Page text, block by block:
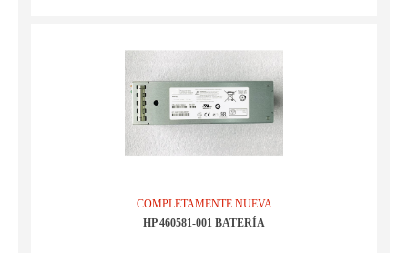
COMPLETAMENTE NUEVA
HP 460581-001 BATERÍA